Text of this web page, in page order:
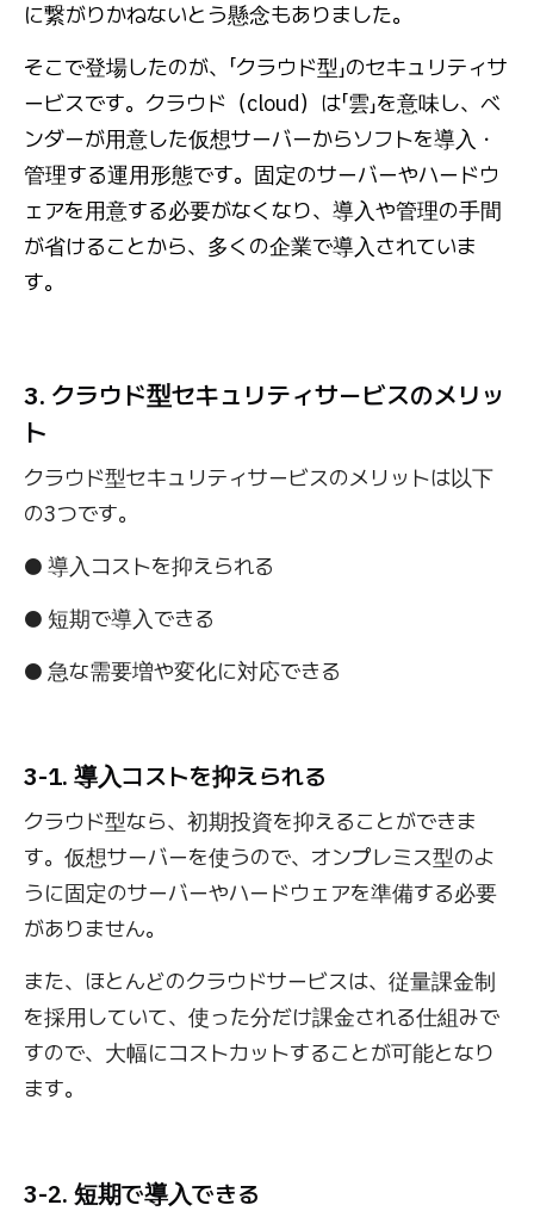
に繋がりかねないとう懸念もありました。
そこで登場したのが、「クラウド型」のセキュリティサ
ービスです。クラウド（cloud）は「雲」を意味し、ベ
ンダーが用意した仮想サーバーからソフトを導入・
管理する運用形態です。固定のサーバーやハードウ
ェアを用意する必要がなくなり、導入や管理の手間
が省けることから、多くの企業で導入されていま
す。
3. クラウド型セキュリティサービスのメリッ
ト
クラウド型セキュリティサービスのメリットは以下
の3つです。
● 導入コストを抑えられる
● 短期で導入できる
● 急な需要増や変化に対応できる
3-1. 導入コストを抑えられる
クラウド型なら、初期投資を抑えることができま
す。仮想サーバーを使うので、オンプレミス型のよ
うに固定のサーバーやハードウェアを準備する必要
がありません。
また、ほとんどのクラウドサービスは、従量課金制
を採用していて、使った分だけ課金される仕組みで
すので、大幅にコストカットすることが可能となり
ます。
3-2. 短期で導入できる